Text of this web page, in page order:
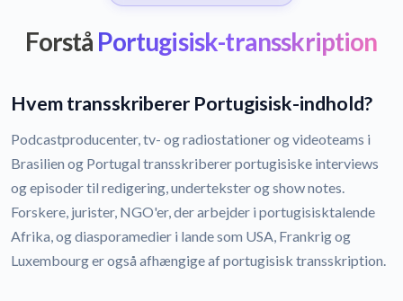
Forstå Portugisisk-transskription
Hvem transskriberer Portugisisk-indhold?
Podcastproducenter, tv- og radiostationer og videoteams i
Brasilien og Portugal transskriberer portugisiske interviews
og episoder til redigering, undertekster og show notes.
Forskere, jurister, NGO'er, der arbejder i portugisisktalende
Afrika, og diasporamedier i lande som USA, Frankrig og
Luxembourg er også afhængige af portugisisk transskription.